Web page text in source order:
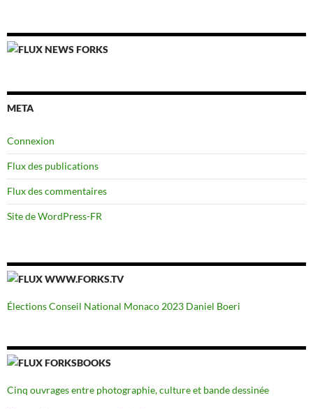
NEWS FORKS
META
Connexion
Flux des publications
Flux des commentaires
Site de WordPress-FR
WWW.FORKS.TV
Élections Conseil National Monaco 2023 Daniel Boeri
FORKSBOOKS
Cinq ouvrages entre photographie, culture et bande dessinée